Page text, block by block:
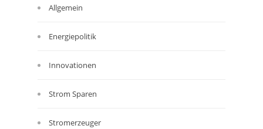
Allgemein
Energiepolitik
Innovationen
Strom Sparen
Stromerzeuger